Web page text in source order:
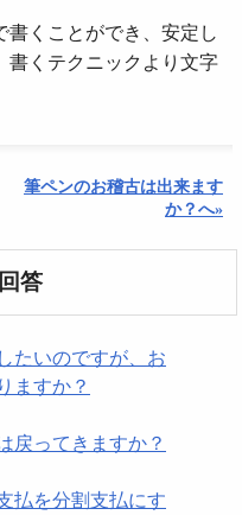
書くことができ、安定し
書くテクニックより文字
筆ペンのお稽古は出来ます
か？へ»
答
たいのですが、お
ますか？
戻ってきますか？
払を分割支払にす